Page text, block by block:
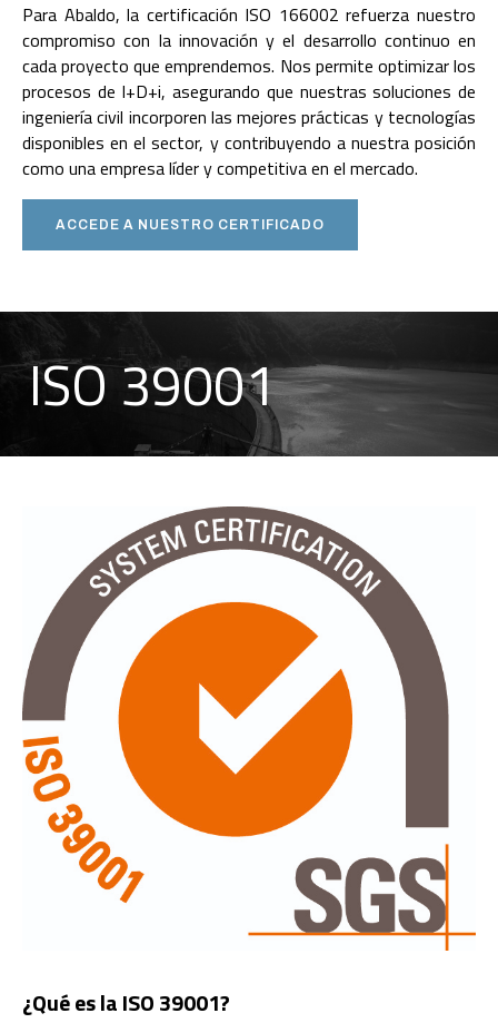
Para Abaldo, la certificación ISO 166002 refuerza nuestro
compromiso con la innovación y el desarrollo continuo en
cada proyecto que emprendemos. Nos permite optimizar los
procesos de I+D+i, asegurando que nuestras soluciones de
ingeniería civil incorporen las mejores prácticas y tecnologías
disponibles en el sector, y contribuyendo a nuestra posición
como una empresa líder y competitiva en el mercado.
ACCEDE A NUESTRO CERTIFICADO
ISO 39001
¿Qué es la ISO 39001?